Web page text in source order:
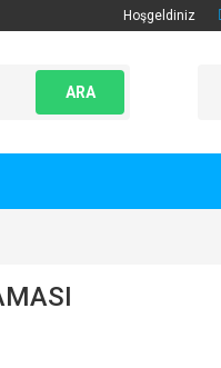
Hoşgeldiniz
ARA